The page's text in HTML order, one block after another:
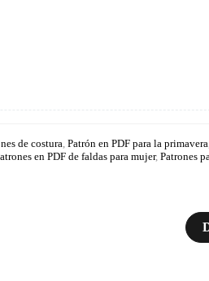
de costura Patrón en PDF para la primavera
en PDF de faldas para mujer, Patrones